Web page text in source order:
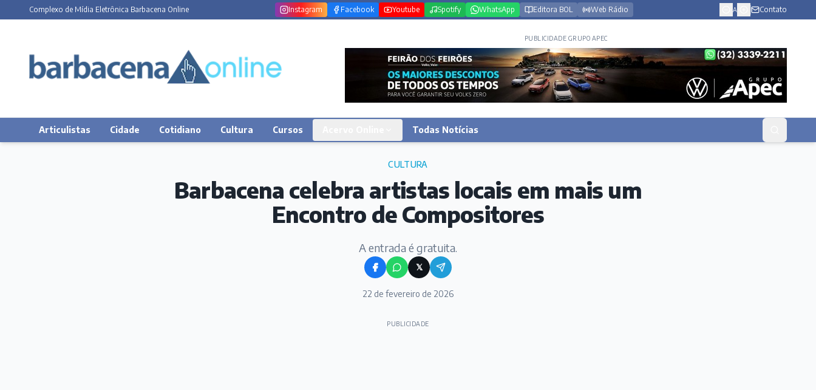
Complexo de Mídia Eletrônica Barbacena Online Instagram Facebook Youtube Spotify WhatsApp Editora BOL Web Rádio A Contato
PUBLICIDADE GRUPO APEC
Articulistas Cidade Cotidiano Cultura Cursos Todas Notícias
CULTURA
Barbacena celebra artistas locais em mais um
Encontro de Compositores
A entrada é gratuita.
𝕏
22 de fevereiro de 2026
PUBLICIDADE